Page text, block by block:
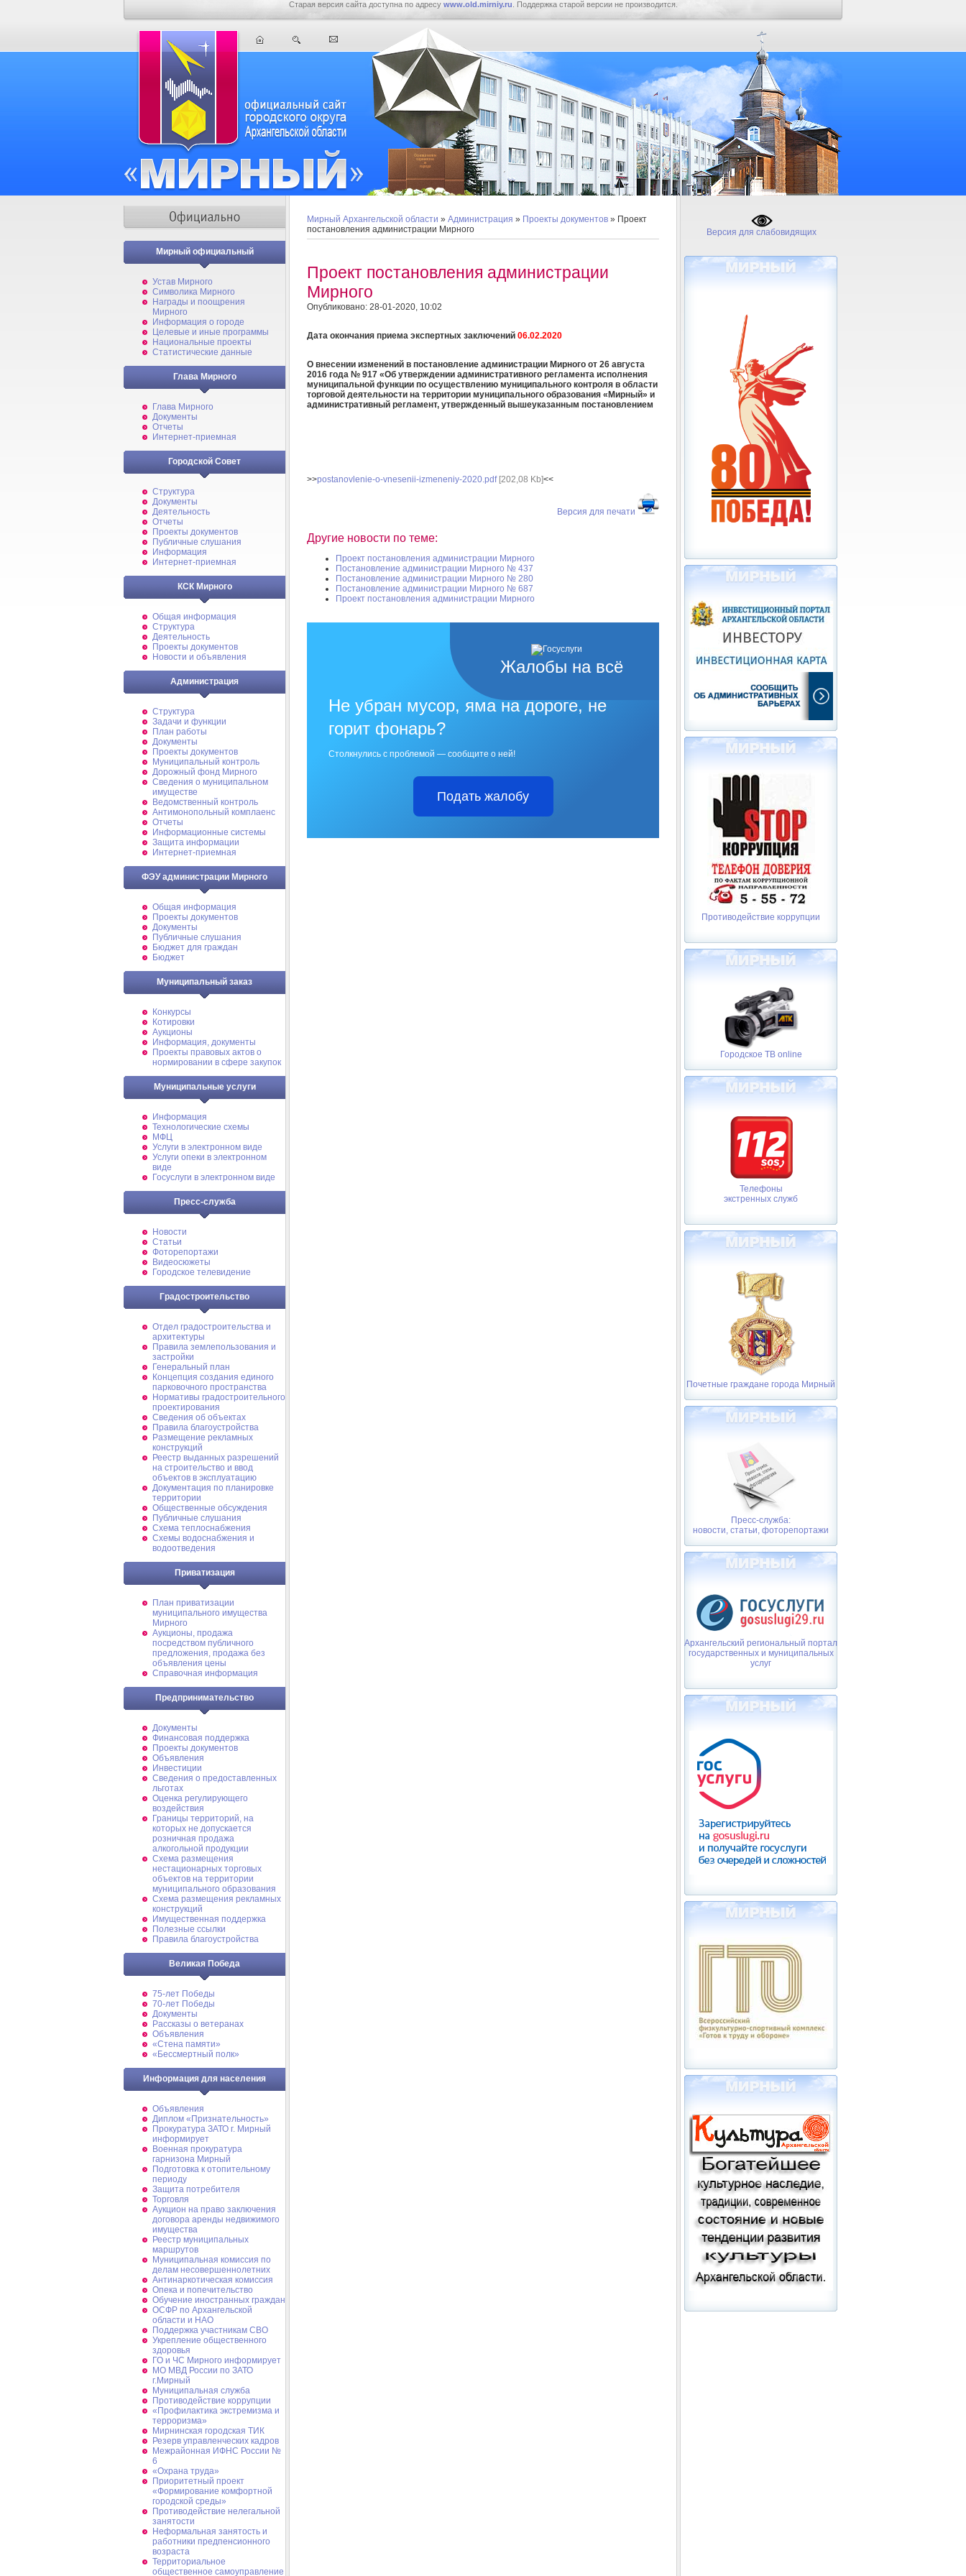
Старая версия сайта доступна по адресу www.old.mirniy.ru . Поддержка старой версии не производится.
Мирный официальный
Устав Мирного
Символика Мирного
Награды и поощрения
Мирного
Информация о городе
Целевые и иные программы
Национальные проекты
Статистические данные
Глава Мирного
Глава Мирного
Документы
Отчеты
Интернет-приемная
Городской Совет
Структура
Документы
Деятельность
Отчеты
Проекты документов
Публичные слушания
Информация
Интернет-приемная
КСК Мирного
Общая информация
Структура
Деятельность
Проекты документов
Новости и объявления
Администрация
Структура
Задачи и функции
План работы
Документы
Проекты документов
Муниципальный контроль
Дорожный фонд Мирного
Cведения о муниципальном
имуществе
Ведомственный контроль
Антимонопольный комплаенс
Отчеты
Информационные системы
Защита информации
Интернет-приемная
ФЭУ администрации Мирного
Общая информация
Проекты документов
Документы
Публичные слушания
Бюджет для граждан
Бюджет
Муниципальный заказ
Конкурсы
Котировки
Аукционы
Информация, документы
Проекты правовых актов о
нормировании в сфере закупок
Муниципальные услуги
Информация
Технологические схемы
МФЦ
Услуги в электронном виде
Услуги опеки в электронном
виде
Госуслуги в электронном виде
Пресс-служба
Новости
Статьи
Фоторепортажи
Видеосюжеты
Городское телевидение
Градостроительство
Отдел градостроительства и
архитектуры
Правила землепользования и
застройки
Генеральный план
Концепция создания единого
парковочного пространства
Нормативы градостроительного
проектирования
Сведения об объектах
Правила благоустройства
Размещение рекламных
конструкций
Реестр выданных разрешений
на строительство и ввод
объектов в эксплуатацию
Документация по планировке
территории
Общественные обсуждения
Публичные слушания
Схема теплоснабжения
Схемы водоснабжения и
водоотведения
Приватизация
План приватизации
муниципального имущества
Мирного
Аукционы, продажа
посредством публичного
предложения, продажа без
объявления цены
Справочная информация
Предпринимательство
Документы
Финансовая поддержка
Проекты документов
Объявления
Инвестиции
Сведения о предоставленных
льготах
Оценка регулирующего
воздействия
Границы территорий, на
которых не допускается
розничная продажа
алкогольной продукции
Схема размещения
нестационарных торговых
объектов на территории
муниципального образования
Схема размещения рекламных
конструкций
Имущественная поддержка
Полезные ссылки
Правила благоустройства
Великая Победа
75-лет Победы
70-лет Победы
Документы
Рассказы о ветеранах
Объявления
«Стена памяти»
«Бессмертный полк»
Информация для населения
Объявления
Диплом «Признательность»
Прокуратура ЗАТО г. Мирный
информирует
Военная прокуратура
гарнизона Мирный
Подготовка к отопительному
периоду
Защита потребителя
Торговля
Аукцион на право заключения
договора аренды недвижимого
имущества
Реестр муниципальных
маршрутов
Муниципальная комиссия по
делам несовершеннолетних
Антинаркотическая комиссия
Опека и попечительство
Обучение иностранных граждан
ОСФР по Архангельской
области и НАО
Поддержка участникам СВО
Укрепление общественного
здоровья
ГО и ЧС Мирного информирует
МО МВД России по ЗАТО
г.Мирный
Муниципальная cлужба
Противодействие коррупции
«Профилактика экстремизма и
терроризма»
Мирнинская городская ТИК
Резерв управленческих кадров
Межрайонная ИФНС России №
6
«Охрана труда»
Приоритетный проект
«Формирование комфортной
городской среды»
Противодействие нелегальной
занятости
Неформальная занятость и
работники предпенсионного
возраста
Территориальное
общественное самоуправление
Мирный Архангельской области » Администрация » Проекты документов » Проект
постановления администрации Мирного
Проект постановления администрации
Мирного
Опубликовано: 28-01-2020, 10:02
Дата окончания приема экспертных заключений 06.02.2020
О внесении изменений в постановление администрации Мирного от 26 августа
2016 года № 917 «Об утверждении административного регламента исполнения
муниципальной функции по осуществлению муниципального контроля в области
торговой деятельности на территории муниципального образования «Мирный» и
административный регламент, утвержденный вышеуказанным постановлением
>>postanovlenie-o-vnesenii-izmeneniy-2020.pdf[202,08 Kb]<<
Версия для печати
Другие новости по теме:
Проект постановления администрации Мирного
Постановление администрации Мирного № 437
Постановление администрации Мирного № 280
Постановление администрации Мирного № 687
Проект постановления администрации Мирного
Жалобы на всё
Не убран мусор, яма на дороге, не
горит фонарь?
Столкнулись с проблемой — сообщите о ней!
Подать жалобу
Версия для слабовидящих
Противодействие коррупции
Городское ТВ online
Телефоны
экстренных служб
Почетные граждане города Мирный
Пресс-служба:
новости, статьи, фоторепортажи
Архангельский региональный портал
государственных и муниципальных
услуг